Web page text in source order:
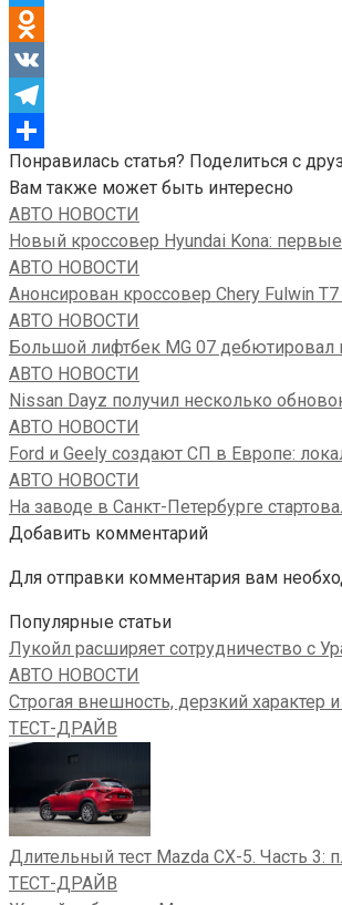
Twitter
Odnoklassniki
VK
Telegram
Отправить
Понравилась статья? Поделиться с
Вам также может быть интересно
АВТО НОВОСТИ
Новый кроссовер Hyundai Kona:
АВТО НОВОСТИ
Анонсирован кроссовер Chery Fulwin
АВТО НОВОСТИ
Большой лифтбек MG 07 дебютировал
АВТО НОВОСТИ
Nissan Dayz получил несколько
АВТО НОВОСТИ
Ford и Geely создают СП в Европе:
АВТО НОВОСТИ
На заводе в Санкт-Петербурге
Добавить комментарий
Для отправки комментария вам
Популярные статьи
Лукойл расширяет сотрудничество с
АВТО НОВОСТИ
Строгая внешность, дерзкий характер
ТЕСТ-ДРАЙВ
Длительный тест Mazda CX-5. Часть 3:
ТЕСТ-ДРАЙВ